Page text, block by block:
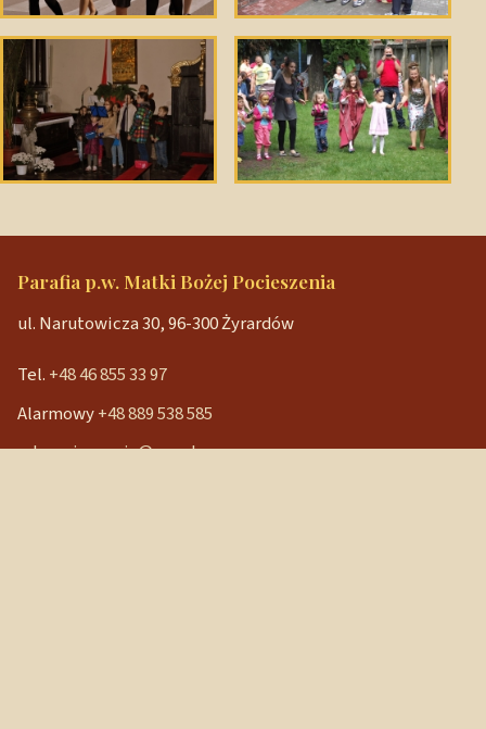
Parafia p.w. Matki Bożej Pocieszenia
ul. Narutowicza 30, 96-300 Żyrardów
Tel. +48 46 855 33 97
Alarmowy+48 889 538 585
mbpocieszenia@wp.pl